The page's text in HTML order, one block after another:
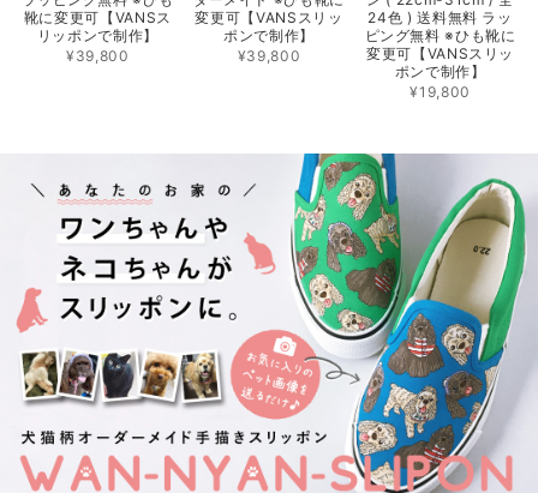
靴に変更可【VANSス
リッポンで制作】
¥39,800
変更可【VANSスリッ
ポンで制作】
¥39,800
24色 ) 送料無料 ラッ
ピング無料 ※ひも靴に
変更可【VANSスリッ
ポンで制作】
¥19,800